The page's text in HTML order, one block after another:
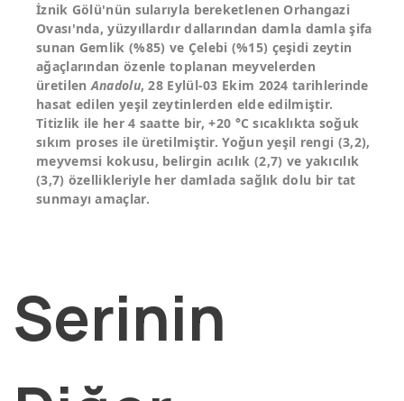
İznik Gölü'nün sularıyla bereketlenen Orhangazi
Ovası'nda, yüzyıllardır dallarından damla damla şifa
sunan Gemlik (%85) ve Çelebi (%15) çeşidi zeytin
ağaçlarından özenle toplanan meyvelerden
üretilenAnadolu, 28 Eylül-03 Ekim 2024 tarihlerinde
hasat edilen yeşil zeytinlerden elde edilmiştir.
Titizlik ile her 4 saatte bir, +20 °C sıcaklıkta soğuk
sıkım proses ile üretilmiştir. Yoğun yeşil rengi (3,2),
meyvemsi kokusu, belirgin acılık (2,7) ve yakıcılık
(3,7) özellikleriyle her damlada sağlık dolu bir tat
sunmayı amaçlar.
Serinin